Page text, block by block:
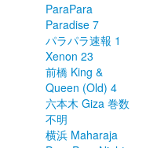
ParaPara
Paradise 7
パラパラ速報 1
Xenon 23
前橋 King &
Queen (Old) 4
六本木 Giza 巻数
不明
横浜 Maharaja